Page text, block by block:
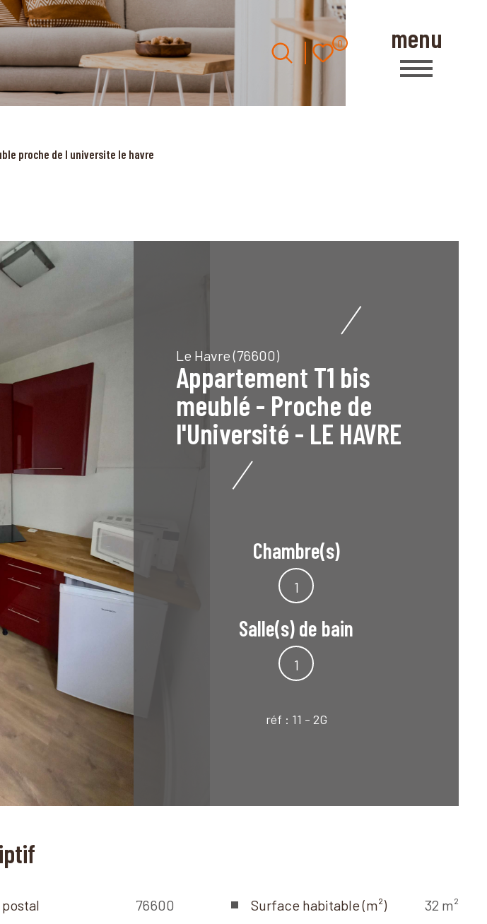
menu
0
proche de l universite le havre
Le Havre (76600)
Appartement T1 bis
meublé - Proche de
l'Université - LE HAVRE
Chambre(s)
1
Salle(s) de bain
1
réf : 11 - 2G
76600 Surface habitable (m²) 32 m²